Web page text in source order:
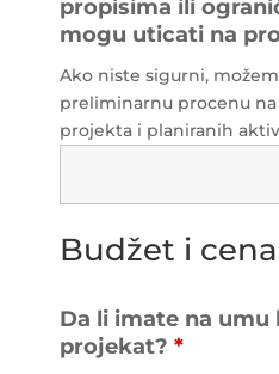
propisima ili
mogu uticati na
Ako niste sigurni,
preliminarnu procenu
projekta i planiranih
Budžet i cena
Da li imate na umu
projekat? *